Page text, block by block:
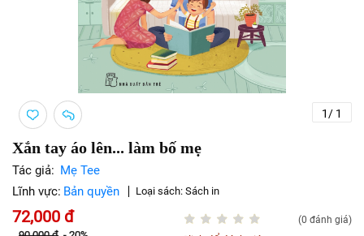
1 / 1
Xắn tay áo lên... làm bố mẹ
Tác giả: Mẹ Tee
Lĩnh vực: Bản quyền Loại sách: Sách in
72,000 đ (0 đánh giá)